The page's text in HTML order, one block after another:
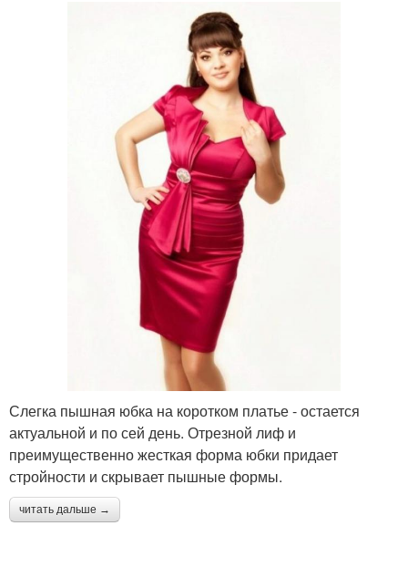
Платье для женщин 45-летние женщины
Идеальное платье Платья для дам
Деловые платья
Одежды для полных
Мода для полных зима Мода для полных весна
Слегка пышная юбка на коротком платье - остается
актуальной и по сей день. Отрезной лиф и
преимущественно жесткая форма юбки придает
стройности и скрывает пышные формы.
читать дальше →